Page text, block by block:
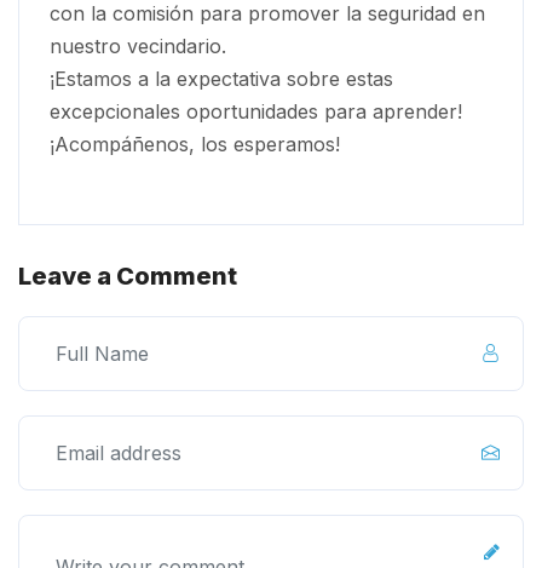
con la comisión para promover la seguridad en
nuestro vecindario.
¡Estamos a la expectativa sobre estas
excepcionales oportunidades para aprender!
¡Acompáñenos, los esperamos!
Leave a Comment